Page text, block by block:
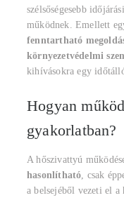
szélsőségesebb
működnek. Emellett
fenntartható
környezetvédelmi
kihívásokra egy
Hogyan
gyakorlatban?
A hőszivattyú
hasonlítható, csak
a belsejéből vezeti el